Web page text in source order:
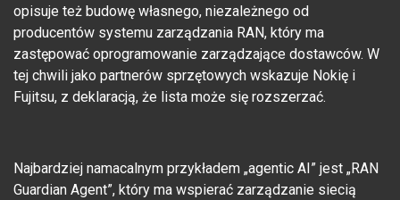
opisuje też budowę własnego, niezależnego od
producentów systemu zarządzania RAN, który ma
zastępować oprogramowanie zarządzające dostawców. W
tej chwili jako partnerów sprzętowych wskazuje Nokię i
Fujitsu, z deklaracją, że lista może się rozszerzać.
Najbardziej namacalnym przykładem „agentic AI” jest „RAN
Guardian Agent”, który ma wspierać zarządzanie siecią